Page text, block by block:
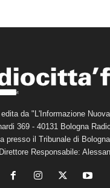
da "L'Informazione
369 - 40131 Bologna
presso il Tribunale di
Responsabile: